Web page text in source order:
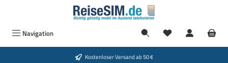
Zum Hauptinhalt springen
Navigation
Kostenloser Versand ab 50 €